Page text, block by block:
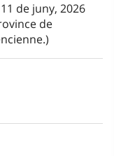
de juny, 2026
de